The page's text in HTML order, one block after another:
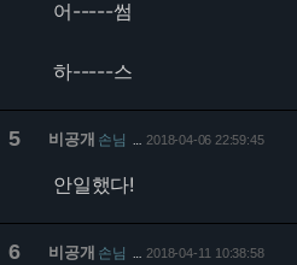
어-----썸
하-----스
5 비공개 손님 2018-04-06 22:59:45
안일했다!
6 비공개 손님 2018-04-11 10:38:58